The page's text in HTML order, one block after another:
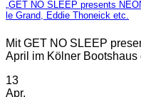
„GET NO SLEEP presents
le Grand, Eddie Thoneick etc.
Mit GET NO SLEEP
April im Kölner Bootshaus
13
Apr.